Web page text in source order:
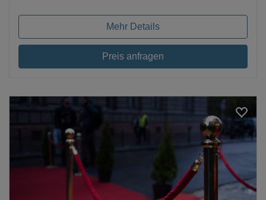
Mehr Details
Preis anfragen